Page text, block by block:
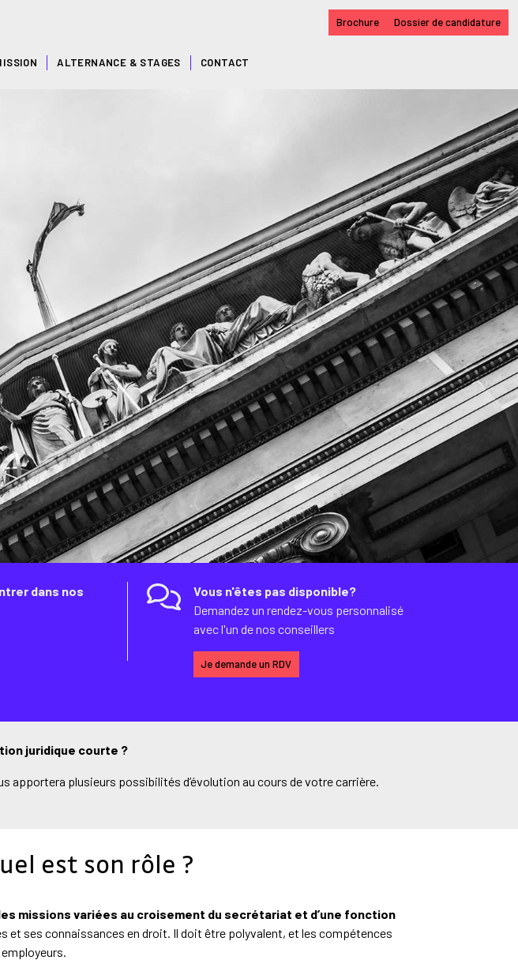
dans nos
Vous n'êtes pas disponible?
Demandez un rendez-vous personnalisé
avec l'un de nos conseillers
Je demande un RDV
juridique courte ?
apportera plusieurs possibilités d’évolution au cours de votre carrière.
est son rôle ?
missions variées au croisement du secrétariat et d’une fonction
et ses connaissances en droit. Il doit être polyvalent, et les compétences
Brochure Dossier de candidature
ALTERNANCE & STAGES CONTACT